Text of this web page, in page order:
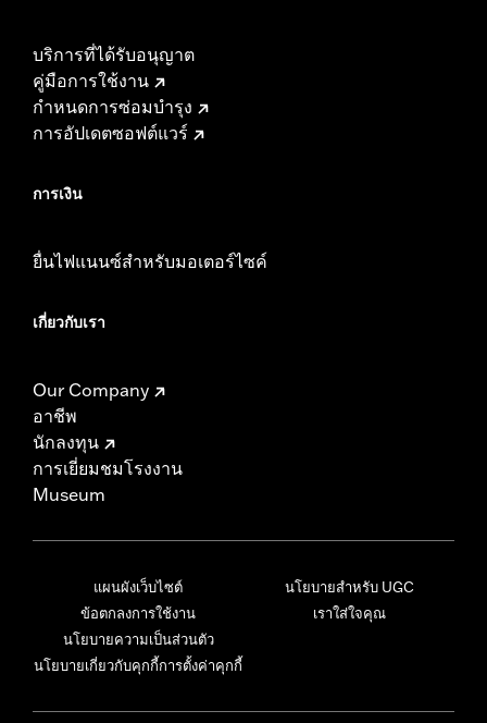
บริการที่ได้รับอนุญาต
คู่มือการใช้งาน
กำหนดการซ่อมบำรุง
การอัปเดตซอฟต์แวร์
การเงิน
ยื่นไฟแนนซ์สำหรับมอเตอร์ไซค์
เกี่ยวกับเรา
Our Company
อาชีพ
นักลงทุน
การเยี่ยมชมโรงงาน
Museum
แผนผังเว็บไซต์
ข้อตกลงการใช้งาน
นโยบายความเป็นส่วนตัว
นโยบายเกี่ยวกับคุกกี้การตั้งค่าคุกกี้
นโยบายสำหรับ UGC
เราใส่ใจคุณ